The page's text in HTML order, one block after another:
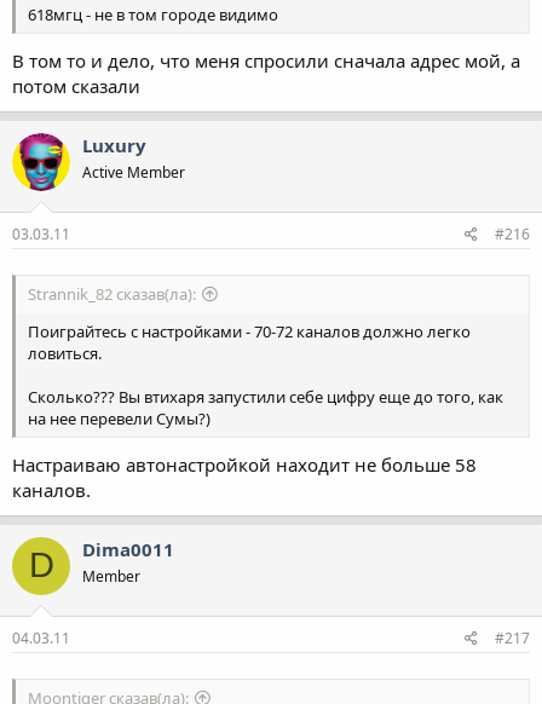
618мгц - не в том городе видимо
В том то и дело, что меня спросили сначала адрес мой, а
потом сказали
Luxury
Active Member
03.03.11 #216
Strannik_82 сказав(ла):
Поиграйтесь с настройками - 70-72 каналов должно легко
ловиться.
Сколько??? Вы втихаря запустили себе цифру еще до того, как
на нее перевели Сумы?)
Настраиваю автонастройкой находит не больше 58
каналов.
D Dima0011
Member
04.03.11 #217
Moontiger сказав(ла):